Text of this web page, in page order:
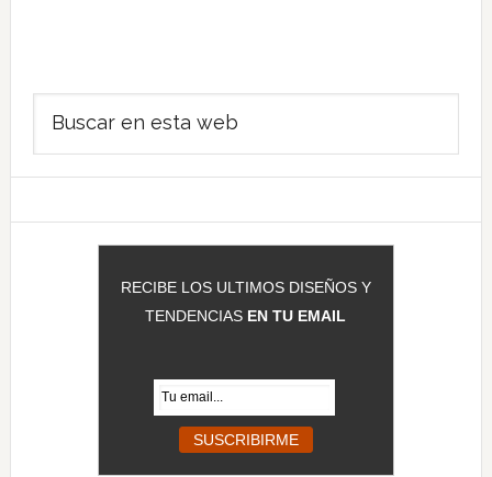
Barra
lateral
principal
RECIBE LOS ULTIMOS DISEÑOS Y
TENDENCIAS EN TU EMAIL